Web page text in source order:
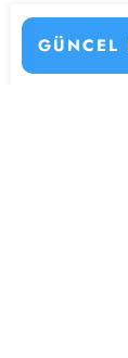
GÜNCEL
ve Başvuru
Osmangazi